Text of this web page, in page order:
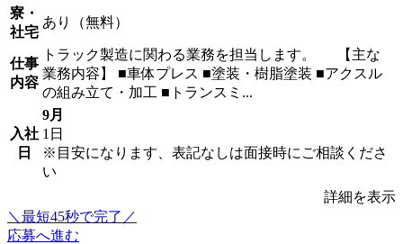
寮・
社宅
あり（無料）
仕事
内容
トラック製造に関わる業務を担当します。 【主な
業務内容】 ■車体プレス ■塗装・樹脂塗装 ■アクスル
の組み立て・加工 ■トランスミ...
入社
日
9月
1日
※目安になります、表記なしは面接時にご相談くださ
い
詳細を表示
＼最短45秒で完了／
応募へ進む